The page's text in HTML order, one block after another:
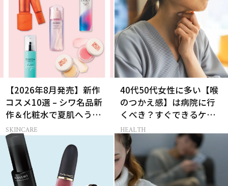
【2026年8月発売】新作
コスメ10選 – シワ名品新
作＆化粧水で夏肌へうる
おいチャージ
SKINCARE
40代50代女性に多い【喉
のつかえ感】は病院に行
くべき？すぐできるケア5
選も！
HEALTH